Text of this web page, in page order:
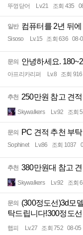
뚜껑닫어 Lv.21 조회 435
일반 컴퓨터를 2년 뒤
Sisoso Lv.15 조회 636 08-
문의 안녕하세요.
아프리카리퍼 Lv.8 조회 916
추천 250만원 참고 견
Skywalkers Lv.92 조회
문의 PC 견적 추천 부
Sophinet Lv.86 조회 1037
추천 380만원대 참고
Skywalkers Lv.92 조회
문의 (300정도선)3d모
탁드립니다!300정도선
햅피 Lv.27 조회 752 08-05